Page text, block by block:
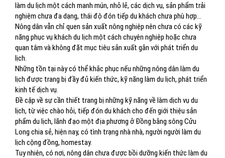
làm du lịch một cách manh mún, nhỏ lẻ, các dịch vụ, sản phẩm trải
nghiệm chưa đa dạng, thái độ đón tiếp du khách chưa phù hợp…
Nông dân vẫn chỉ quen sản xuất nông nghiệp nên chưa có các kỹ
năng phục vụ khách du lịch một cách chuyên nghiệp hoặc chưa
quan tâm và không đặt mục tiêu sản xuất gắn với phát triển du
lịch.
Những tồn tại này có thể khắc phục nếu những nông dân làm du
lịch được trang bị đầy đủ kiến thức, kỹ năng làm du lịch, phát triển
kinh tế dịch vụ.
Đề cập về sự cần thiết trang bị những kỹ năng về làm dịch vụ du
lịch, từ việc chào hỏi, tiếp đón du khách cho đến giới thiệu sản
phẩm du lịch, lãnh đạo một địa phương ở Đồng bằng sông Cửu
Long chia sẻ, hiện nay, có tình trạng nhà nhà, người người làm du
lịch cộng đồng, homestay.
Tuy nhiên, có nơi, nông dân chưa được bồi dưỡng kiến thức làm du